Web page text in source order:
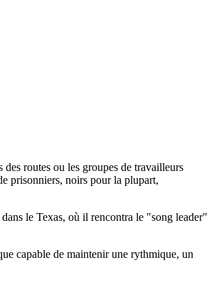
routes ou les groupes de travailleurs
prisonniers, noirs pour la plupart,
le Texas, où il rencontra le "song leader"
capable de maintenir une rythmique, un